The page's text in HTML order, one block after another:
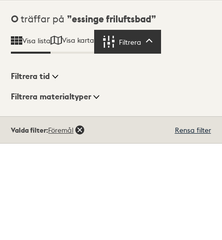
Sökresultat
0 träffar på essinge friluftsbad
Visa lista Visa karta Filtrera
Visningsläge
Filtrera tid
Filtrera materialtyper
träffar
Valda filter:Föremål Rensa filter